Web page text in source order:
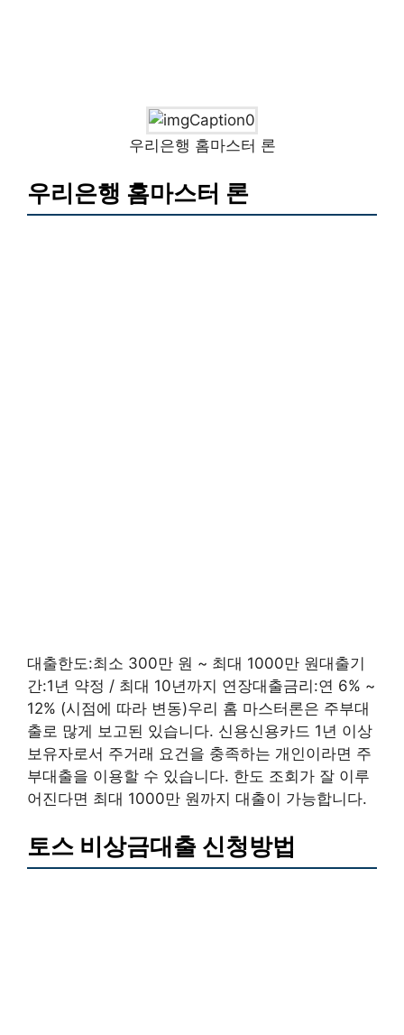
우리은행 홈마스터 론
우리은행 홈마스터 론
대출한도:최소 300만 원 ~ 최대 1000만 원대출기
간:1년 약정 / 최대 10년까지 연장대출금리:연 6% ~
12% (시점에 따라 변동)우리 홈 마스터론은 주부대
출로 많게 보고된 있습니다. 신용신용카드 1년 이상
보유자로서 주거래 요건을 충족하는 개인이라면 주
부대출을 이용할 수 있습니다. 한도 조회가 잘 이루
어진다면 최대 1000만 원까지 대출이 가능합니다.
토스 비상금대출 신청방법